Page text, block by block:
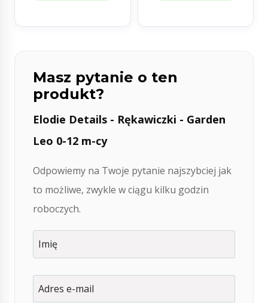
Masz pytanie o ten
produkt?
Elodie Details - Rękawiczki - Garden
Leo 0-12 m-cy
Odpowiemy na Twoje pytanie najszybciej jak
to możliwe, zwykle w ciągu kilku godzin
roboczych.